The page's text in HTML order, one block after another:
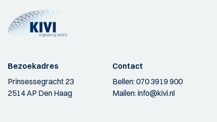
Bezoekadres
Prinsessegracht 23
2514 AP Den Haag
Contact
Bellen:070 3919 900
Mailen:info@kivi.nl